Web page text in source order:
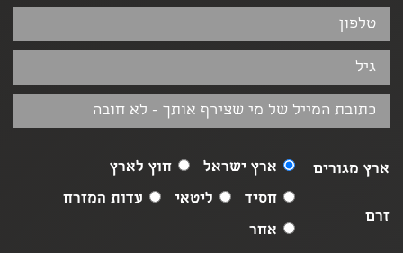
ארץ מגורים ארץ ישראל חוץ לארץ
זרם
חסיד ליטאי
עדות המזרח
אחר